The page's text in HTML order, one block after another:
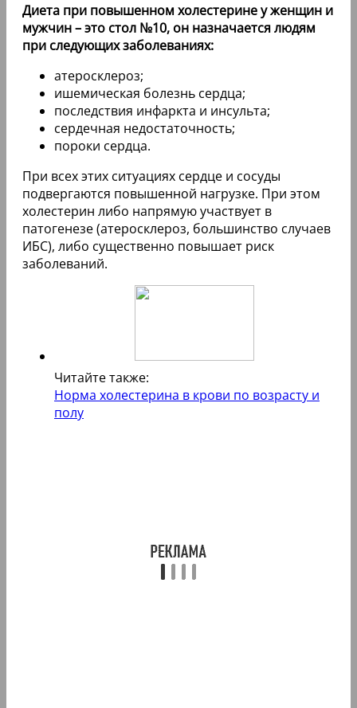
Диета при повышенном холестерине у женщин и
мужчин – это стол №10, он назначается людям
при следующих заболеваниях:
атеросклероз;
ишемическая болезнь сердца;
последствия инфаркта и инсульта;
сердечная недостаточность;
пороки сердца.
При всех этих ситуациях сердце и сосуды
подвергаются повышенной нагрузке. При этом
холестерин либо напрямую участвует в
патогенезе (атеросклероз, большинство случаев
ИБС), либо существенно повышает риск
заболеваний.
Читайте также:
Норма холестерина в крови по возрасту и
полу